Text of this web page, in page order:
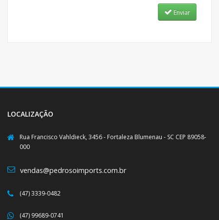
Enviar
LOCALIZAÇÃO
Rua Francisco Vahldieck, 3456 - Fortaleza Blumenau - SC CEP 89058-
000
vendas@pedrosoimports.com.br
(47) 3339-0482
(47) 99689-0741